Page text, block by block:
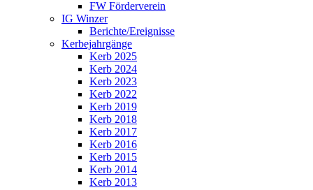
FW Förderverein
IG Winzer
Berichte/Ereignisse
Kerbejahrgänge
Kerb 2025
Kerb 2024
Kerb 2023
Kerb 2022
Kerb 2019
Kerb 2018
Kerb 2017
Kerb 2016
Kerb 2015
Kerb 2014
Kerb 2013